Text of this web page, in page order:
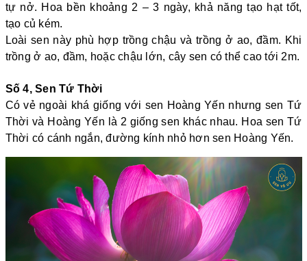
tự nở. Hoa bền khoảng 2 – 3 ngày, khả năng tạo hạt tốt,
tạo củ kém.
Loài sen này phù hợp trồng chậu và trồng ở ao, đầm. Khi
trồng ở ao, đầm, hoặc chậu lớn, cây sen có thể cao tới 2m.
Số 4, Sen Tứ Thời
Có vẻ ngoài khá giống với sen Hoàng Yến nhưng sen Tứ
Thời và Hoàng Yến là 2 giống sen khác nhau. Hoa sen Tứ
Thời có cánh ngắn, đường kính nhỏ hơn sen Hoàng Yến.